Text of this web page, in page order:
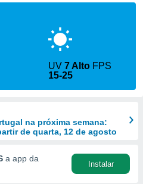
UV7 Alto FPS
15-25
na próxima semana:
de quarta, 12 de agosto
a app da
Instalar